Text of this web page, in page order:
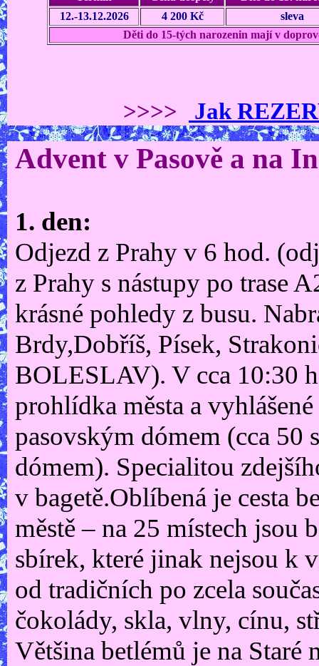
12.-13.12.2026
4 200 Kč
sleva
Děti do 15-tých narozenin mají v
>>>> Jak
Advent v Pasově a na
1. den:
Odjezd z Prahy v 6 hod.
z Prahy s nástupy po trase
krásné pohledy z busu.
Brdy,Dobříš, Písek,
BOLESLAV). V cca 10:30
prohlídka města a
pasovským dómem (cca 50
dómem). Specialitou
v bagetě.Oblíbená je cesta
městě – na 25 místech jsou
sbírek, které jinak nejsou k
od tradičních po zcela
čokolády, skla, vlny, cínu,
Většina betlémů je na Staré